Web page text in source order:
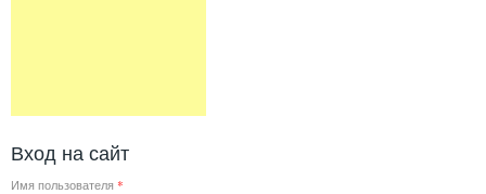
Вход на сайт
Имя пользователя *